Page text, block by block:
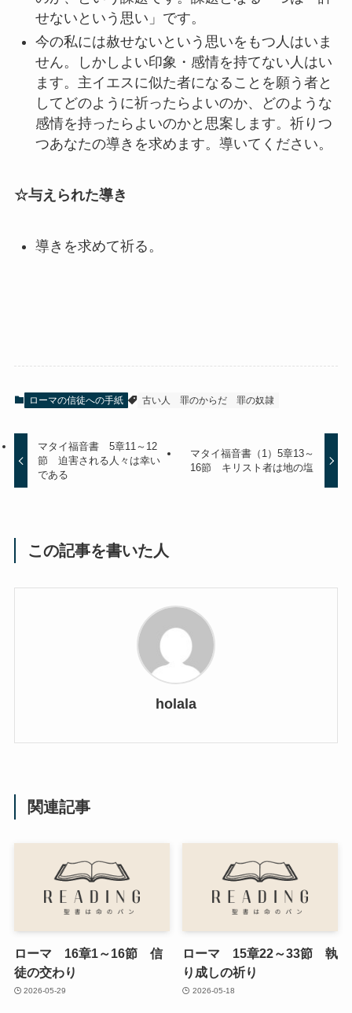
せないという思い」です。
今の私には赦せないという思いをもつ人はいま
せん。しかしよい印象・感情を持てない人はい
ます。主イエスに似た者になることを願う者と
してどのように祈ったらよいのか、どのような
感情を持ったらよいのかと思案します。祈りつ
つあなたの導きを求めます。導いてください。
☆与えられた導き
導きを求めて祈る。
ローマの信徒への手紙 古い人 罪のからだ 罪の奴隷
マタイ福音書 5章11～12
節 迫害される人々は幸い
である
マタイ福音書（1）5章13～
16節 キリスト者は地の塩
この記事を書いた人
holala
関連記事
ローマ 16章1～16節 信
徒の交わり
2026-05-29
ローマ 15章22～33節 執
り成しの祈り
2026-05-18